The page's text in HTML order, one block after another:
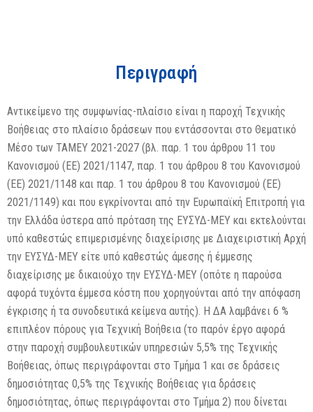
Περιγραφή
Αντικείμενο της συμφωνίας-πλαίσιο είναι η παροχή Τεχνικής
Βοήθειας στο πλαίσιο δράσεων που εντάσσονται στο Θεματικό
Μέσο των ΤΑΜΕΥ 2021-2027 (βλ. παρ. 1 του άρθρου 11 του
Κανονισμού (ΕΕ) 2021/1147, παρ. 1 του άρθρου 8 του Κανονισμού
(ΕΕ) 2021/1148 και παρ. 1 του άρθρου 8 του Κανονισμού (ΕΕ)
2021/1149) και που εγκρίνονται από την Ευρωπαϊκή Επιτροπή για
την Ελλάδα ύστερα από πρόταση της ΕΥΣΥΔ-ΜΕΥ και εκτελούνται
υπό καθεστώς επιμερισμένης διαχείρισης με Διαχειριστική Αρχή
την ΕΥΣΥΔ-ΜΕΥ είτε υπό καθεστώς άμεσης ή έμμεσης
διαχείρισης με δικαιούχο την ΕΥΣΥΔ-ΜΕΥ (οπότε η παρούσα
αφορά τυχόντα έμμεσα κόστη που χορηγούνται από την απόφαση
έγκρισης ή τα συνοδευτικά κείμενα αυτής). Η ΔΑ λαμβάνει 6 %
επιπλέον πόρους για Τεχνική Βοήθεια (το παρόν έργο αφορά
στην παροχή συμβουλευτικών υπηρεσιών 5,5% της Τεχνικής
Βοήθειας, όπως περιγράφονται στο Τμήμα 1 και σε δράσεις
δημοσιότητας 0,5% της Τεχνικής Βοήθειας για δράσεις
δημοσιότητας, όπως περιγράφονται στο Τμήμα 2) που δίνεται